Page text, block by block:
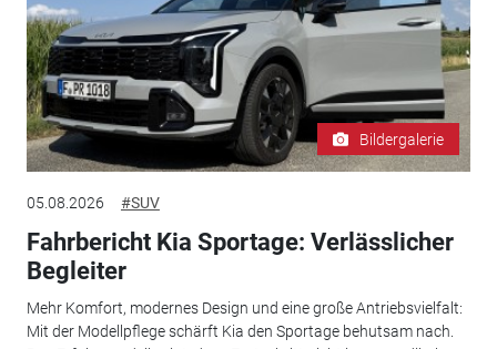
Bildergalerie
05.08.2026 #SUV
Fahrbericht Kia Sportage: Verlässlicher
Begleiter
Mehr Komfort, modernes Design und eine große Antriebsvielfalt:
Mit der Modellpflege schärft Kia den Sportage behutsam nach.